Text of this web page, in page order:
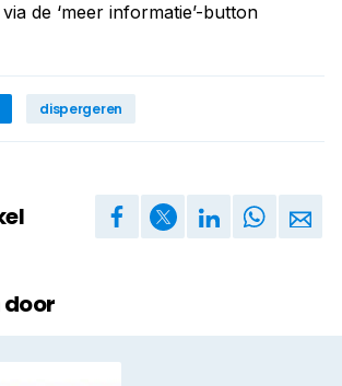
de ‘meer informatie’-button
dispergeren
door